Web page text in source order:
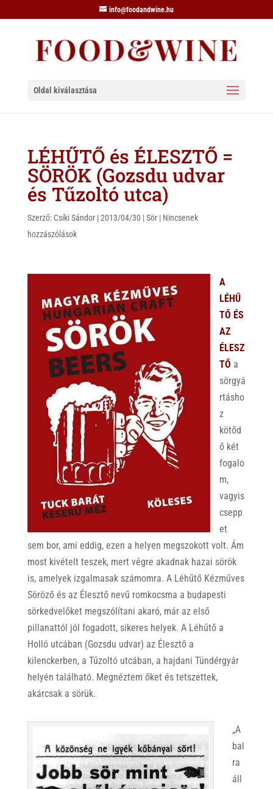
info@foodandwine.hu
Oldal kiválasztása
LÉHŰTŐ és ÉLESZTŐ =
SÖRÖK (Gozsdu udvar
és Tűzoltó utca)
Szerző: Csíki Sándor|2013/04/30 |Sör| Nincsenek
hozzászólások
A
LÉHŰ
TŐ ÉS
AZ
ÉLESZ
TŐ a
sörgyá
rtásho
z
kötőd
ő két
fogalo
m,
vagyis
csepp
et
sem bor, ami eddig, ezen a helyen megszokott volt. Ám
most kivételt teszek, mert végre akadnak hazai sörök
is, amelyek izgalmasak számomra. A Léhűtő Kézműves
Söröző és az Élesztő nevű romkocsma a budapesti
sörkedvelőket megszólítani akaró, már az első
pillanattól jól fogadott, sikeres helyek. A Léhűtő a
Holló utcában (Gozsdu udvar) az Élesztő a
kilenckerben, a Tűzoltó utcában, a hajdani Tündérgyár
helyén található. Megnéztem őket és tetszettek,
akárcsak a sörük.
„A
bal
ra
áll